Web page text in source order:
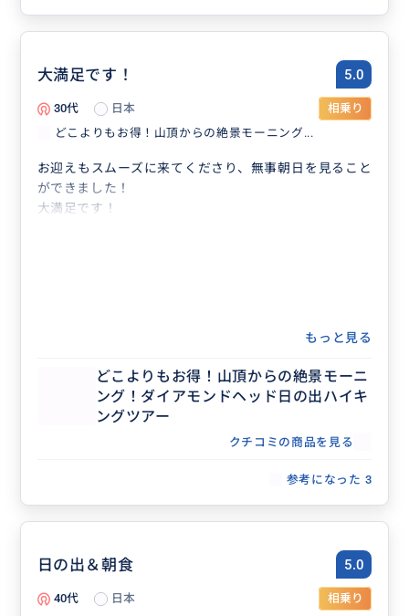
大満足です！ 5.0
30代 日本
相乗り
どこよりもお得！山頂からの絶景モーニング...
お迎えもスムーズに来てくださり、無事朝日を見ること
ができました！
大満足です！
もっと見る
どこよりもお得！山頂からの絶景モーニ
ング！ダイアモンドヘッド日の出ハイキ
ングツアー
クチコミの商品を見る
参考になった 3
日の出＆朝食 5.0
40代 日本 相乗り